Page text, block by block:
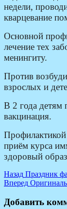
недели,
кварцевание
Основной
лечение тех
менингиту.
Против
взрослых и
В 2 года детям
вакцинация.
Профилактикой
приём курса
здоровый
Навигация
по
записям
Назад Предыдущая
запись:
Праздник
Вперед
Добавить